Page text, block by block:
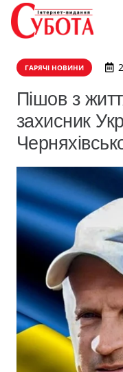
ГАРЯЧІ НОВИНИ
Пішов з
захисник